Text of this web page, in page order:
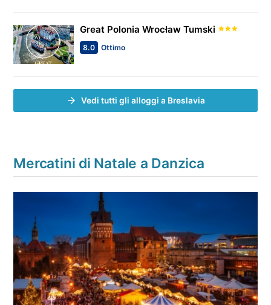
Great Polonia Wrocław Tumski
8.0 Ottimo
Vedi tutti gli alloggi a Breslavia
Mercatini di Natale a Danzica